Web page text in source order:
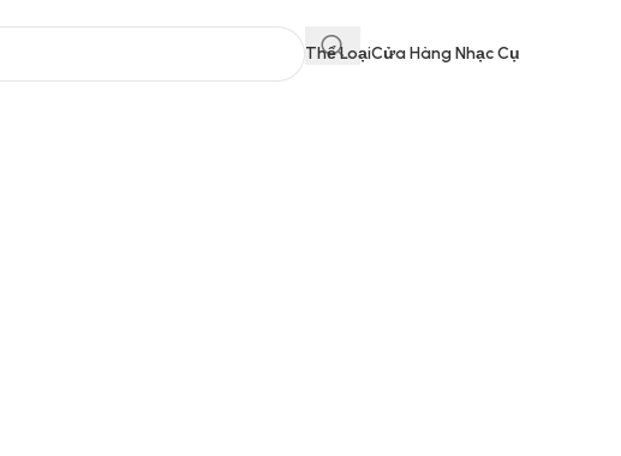
Thể LoạiCửa Hàng Nhạc Cụ